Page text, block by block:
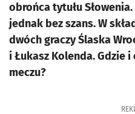
obrońca tytułu
jednak bez szans. W
dwóch graczy Ślaska
i Łukasz Kolenda. Gdzie
meczu?